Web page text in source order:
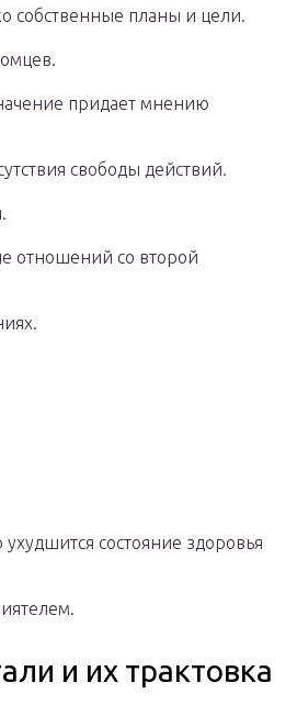
собственные планы и цели.
придает мнению
свободы действий.
отношений со второй
состояние здоровья
и их трактовка